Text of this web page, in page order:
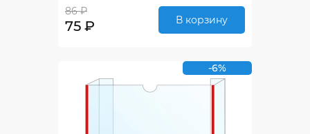
86 ₽
75 ₽ В корзину
-6%